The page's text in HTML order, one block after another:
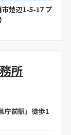
市楚辺1-5-17 プ
所
庁前駅」徒歩1